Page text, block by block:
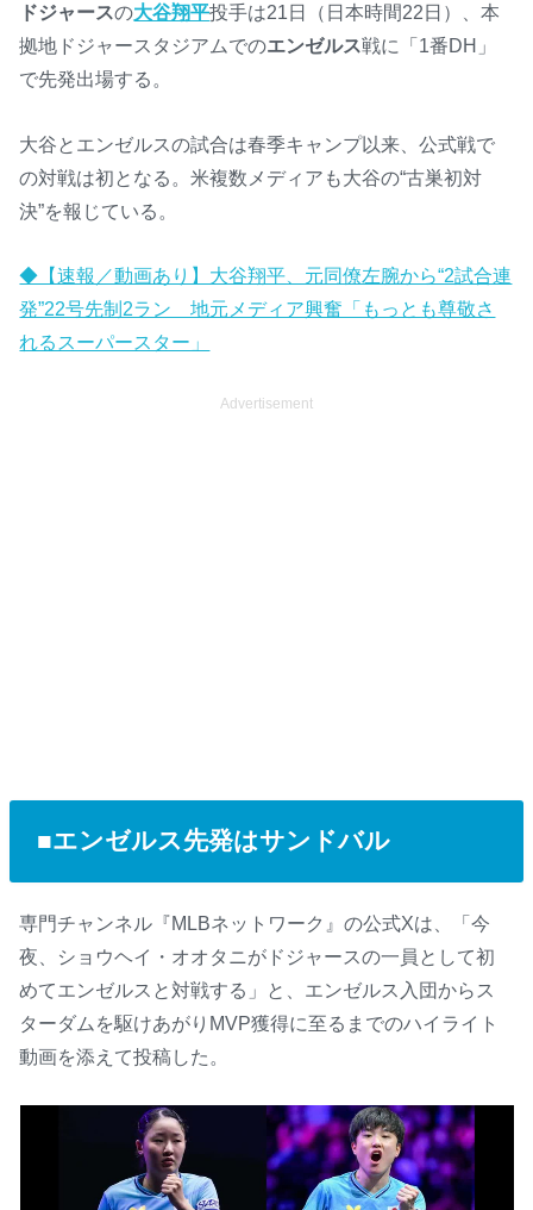
ドジャースの大谷翔平投手は21日（日本時間22日）、本
拠地ドジャースタジアムでのエンゼルス戦に「1番DH」
で先発出場する。
大谷とエンゼルスの試合は春季キャンプ以来、公式戦で
の対戦は初となる。米複数メディアも大谷の“古巣初対
決”を報じている。
◆【速報／動画あり】大谷翔平、元同僚左腕から“2試合連
発”22号先制2ラン 地元メディア興奮「もっとも尊敬さ
れるスーパースター」
Advertisement
■エンゼルス先発はサンドバル
専門チャンネル『MLBネットワーク』の公式Xは、「今
夜、ショウヘイ・オオタニがドジャースの一員として初
めてエンゼルスと対戦する」と、エンゼルス入団からス
ターダムを駆けあがりMVP獲得に至るまでのハイライト
動画を添えて投稿した。